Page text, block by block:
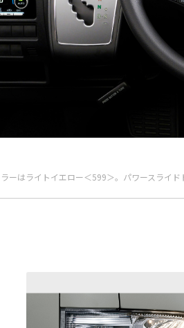
はライトイエロー＜599＞。パワースライド